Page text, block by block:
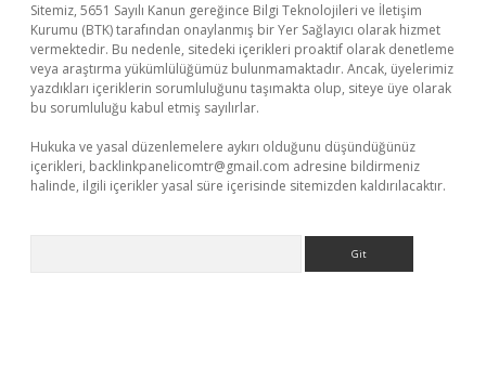
Sitemiz, 5651 Sayılı Kanun gereğince Bilgi Teknolojileri ve İletişim
Kurumu (BTK) tarafından onaylanmış bir Yer Sağlayıcı olarak hizmet
vermektedir. Bu nedenle, sitedeki içerikleri proaktif olarak denetleme
veya araştırma yükümlülüğümüz bulunmamaktadır. Ancak, üyelerimiz
yazdıkları içeriklerin sorumluluğunu taşımakta olup, siteye üye olarak
bu sorumluluğu kabul etmiş sayılırlar.
Hukuka ve yasal düzenlemelere aykırı olduğunu düşündüğünüz
içerikleri, backlinkpanelicomtr@gmail.com adresine bildirmeniz
halinde, ilgili içerikler yasal süre içerisinde sitemizden kaldırılacaktır.